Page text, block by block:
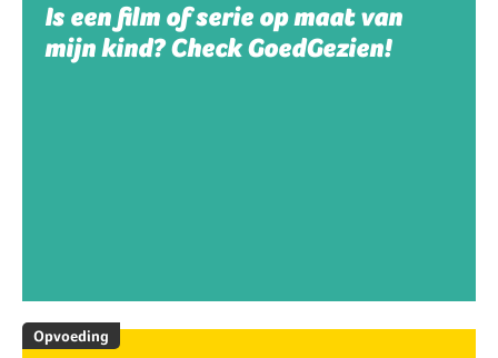
Is een film of serie op maat van
mijn kind? Check GoedGezien!
Opvoeding